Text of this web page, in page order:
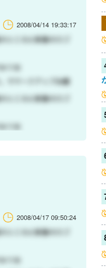
2008/04/14 19:33:17
2008/04/17 09:50:24